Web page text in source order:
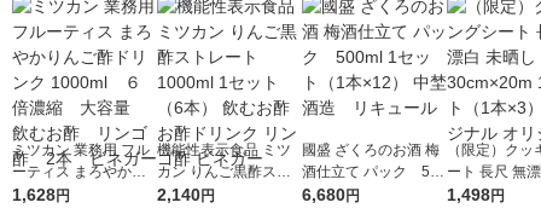
ミツカン 業務用 フル
ーティス まろやかり
んご酢ドリンク 1000
1,628円
機能性表示食品 ミツ
カン りんご黒酢スト
レート 1000ml 1セッ
2,140円
國盛 ざくろのお酒 梅
酒仕立て パック 500
ml 1セット（1本×1
6,680円
（限定）クッ
ート 長尺 無
し
1,498円